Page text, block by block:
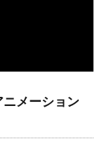
メーション